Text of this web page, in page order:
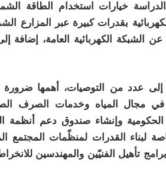
خيارات استخدام الطاقة
بقدرات كبيرة عبر المزارع
عن الشبكة الكهربائية العامة،
عدد من التوصيات، أهمها ضرورة
مجال المياه وخدمات الصرف
الحكومية وإنشاء صندوق دعم أنظمة
لبناء القدرات لمنظّمات المجتمع
تأهيل الفنيّين والمهندسين